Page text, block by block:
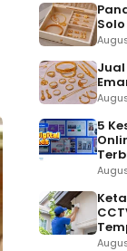
Jual
5